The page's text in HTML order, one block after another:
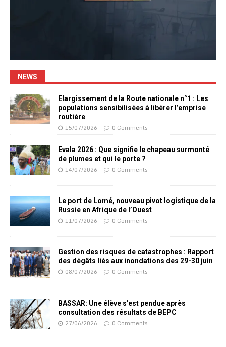
NEWS
Elargissement de la Route nationale n°1 : Les
populations sensibilisées à libérer l’emprise
routière
15/07/2026 0 Comments
Evala 2026 : Que signifie le chapeau surmonté
de plumes et qui le porte ?
14/07/2026 0 Comments
Le port de Lomé, nouveau pivot logistique de la
Russie en Afrique de l’Ouest
11/07/2026 0 Comments
Gestion des risques de catastrophes : Rapport
des dégâts liés aux inondations des 29-30 juin
08/07/2026 0 Comments
BASSAR: Une élève s’est pendue après
consultation des résultats de BEPC
27/06/2026 0 Comments